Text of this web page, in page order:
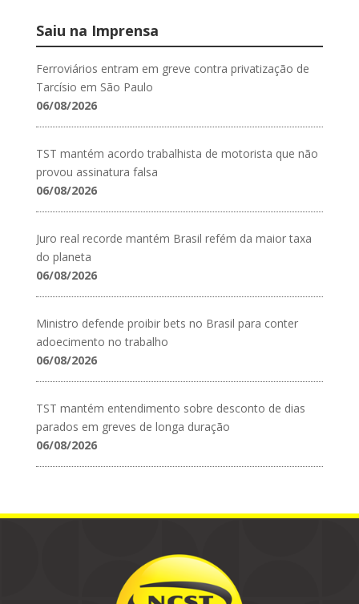
Saiu na Imprensa
Ferroviários entram em greve contra privatização de
Tarcísio em São Paulo
06/08/2026
TST mantém acordo trabalhista de motorista que não
provou assinatura falsa
06/08/2026
Juro real recorde mantém Brasil refém da maior taxa
do planeta
06/08/2026
Ministro defende proibir bets no Brasil para conter
adoecimento no trabalho
06/08/2026
TST mantém entendimento sobre desconto de dias
parados em greves de longa duração
06/08/2026